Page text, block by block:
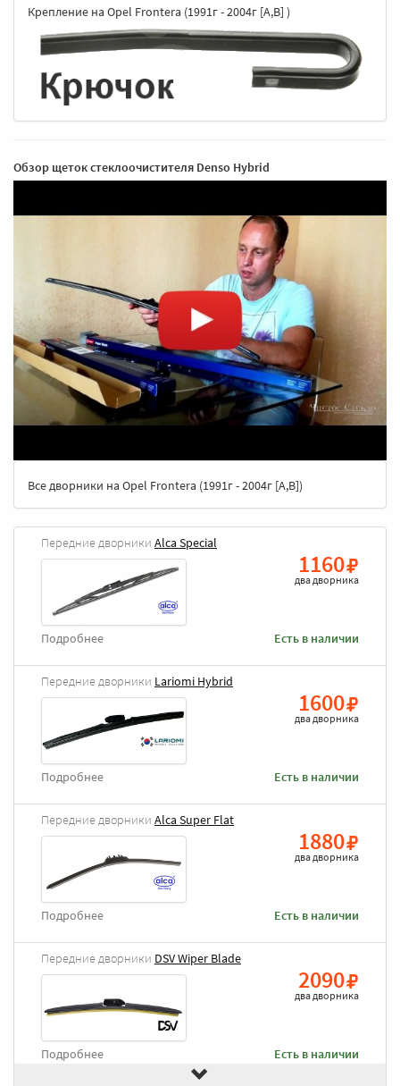
Крепление на Opel Frontera (1991г - 2004г [A,B] )
Обзор щеток стеклоочистителя Denso Hybrid
Все дворники на Opel Frontera (1991г - 2004г [A,B])
Передние дворники Alca Special
1160
два дворника
Есть в наличии
Подробнее
Передние дворники Lariomi Hybrid
1600
два дворника
Есть в наличии
Подробнее
Передние дворники Alca Super Flat
1880
два дворника
Есть в наличии
Подробнее
Передние дворники DSV Wiper Blade
2090
два дворника
Есть в наличии
Подробнее